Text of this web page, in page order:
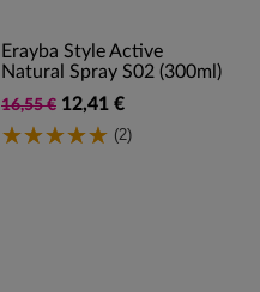
Erayba Style Active
Natural Spray S02 (300ml)
16,55 € 12,41 €
(2)